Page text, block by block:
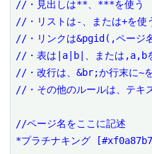
//・見出しは**、***を使う
//・リストは-、または+を使
//・リンクは&pgid(,ペー
//・表は|a|b|、または,a,b
//・改行は、&br;か行末に~
//・その他のルールは、テキ
//ページ名をここに記述
*プラチナキング